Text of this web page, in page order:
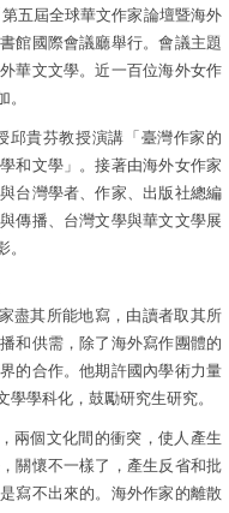
五屆全球華文作家論壇暨海外
館國際會議廳舉行。會議主題
華文文學。近一百位海外女作
貴芬教授演講「臺灣作家的
和文學」。接著由海外女作家
台灣學者、作家、出版社總編
傳播、台灣文學與華文文學展
盡其所能地寫，由讀者取其所
和供需，除了海外寫作團體的
的合作。他期許國內學術力量
學學科化， 鼓勵研究生研究。
兩個文化間的衝突，使人產生
關懷不一樣了，產生反省和批
寫不出來的。海外作家的離散